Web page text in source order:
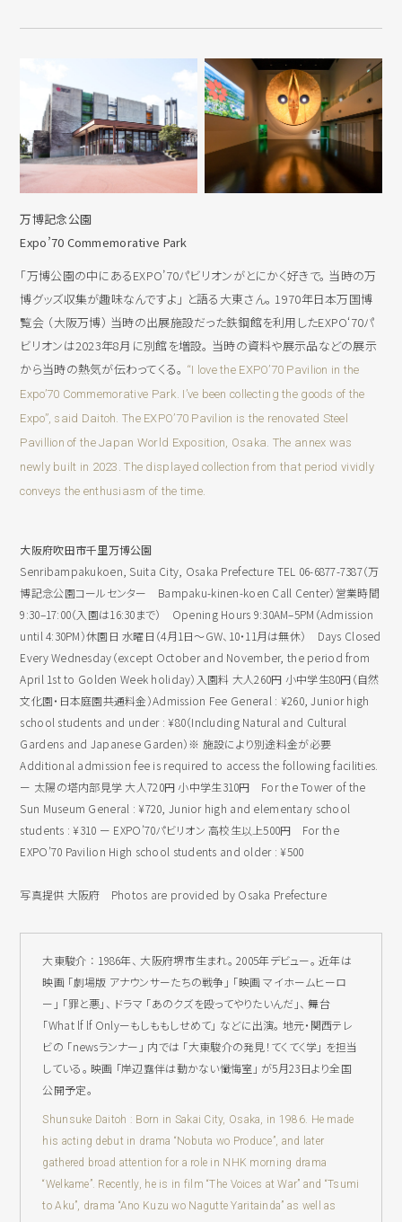
万博記念公園
Expo’70 Commemorative Park
「万博公園の中にあるEXPO’70パビリオンがとにかく好きで。 当時の万
博グッズ収集が趣味なんですよ」 と語る大東さん。 1970年日本万国博
覧会 （大阪万博） 当時の出展施設だった鉄鋼館を利用したEXPO‘70パ
ビリオンは2023年8月に別館を増設。 当時の資料や展示品などの展示
から当時の熱気が伝わってくる。 “I love the EXPO’70 Pavilion in the
Expo’70 Commemorative Park. I’ve been collecting the goods of the
Expo”, said Daitoh. The EXPO’70 Pavilion is the renovated Steel
Pavillion of the Japan World Exposition, Osaka. The annex was
newly built in 2023. The displayed collection from that period vividly
conveys the enthusiasm of the time.
大阪府吹田市千里万博公園
Senribampakukoen, Suita City, Osaka Prefecture TEL 06-6877-7387（万
博記念公園コールセンター Bampaku-kinen-koen Call Center）営業時間
9:30–17:00（入園は16:30まで） Opening Hours 9:30AM–5PM（Admission
until 4:30PM）休園日 水曜日（4月1日〜GW、10・11月は無休） Days Closed
Every Wednesday（except October and November, the period from
April 1st to Golden Week holiday）入園料 大人260円 小中学生80円（自然
文化園・日本庭園共通料金）Admission Fee General : ¥260, Junior high
school students and under : ¥80（Including Natural and Cultural
Gardens and Japanese Garden）※ 施設により別途料金が必要
Additional admission fee is required to access the following facilities.
ー 太陽の塔内部見学 大人720円 小中学生310円 For the Tower of the
Sun Museum General : ¥720, Junior high and elementary school
students : ¥310 ー EXPO’70パビリオン 高校生以上500円 For the
EXPO’70 Pavilion High school students and older : ¥500
写真提供 大阪府 Photos are provided by Osaka Prefecture
大東駿介 ： 1986年、 大阪府堺市生まれ。 2005年デビュー。 近年は
映画 「劇場版 アナウンサーたちの戦争」 「映画 マイホームヒーロ
ー」 「罪と悪」、 ドラマ 「あのクズを殴ってやりたいんだ」、 舞台
「What lf lf Onlyーもしももしせめて」 などに出演。 地元・関西テレ
ビの 「newsランナー」 内では 「大東駿介の発見！てくてく学」 を担当
している。 映画 「岸辺露伴は動かない懺悔室」 が5月23日より全国
公開予定。
Shunsuke Daitoh : Born in Sakai City, Osaka, in 1986. He made
his acting debut in drama “Nobuta wo Produce”, and later
gathered broad attention for a role in NHK morning drama
“Welkame”. Recently, he is in film “The Voices at War” and “Tsumi
to Aku”, drama “Ano Kuzu wo Nagutte Yaritainda” as well as